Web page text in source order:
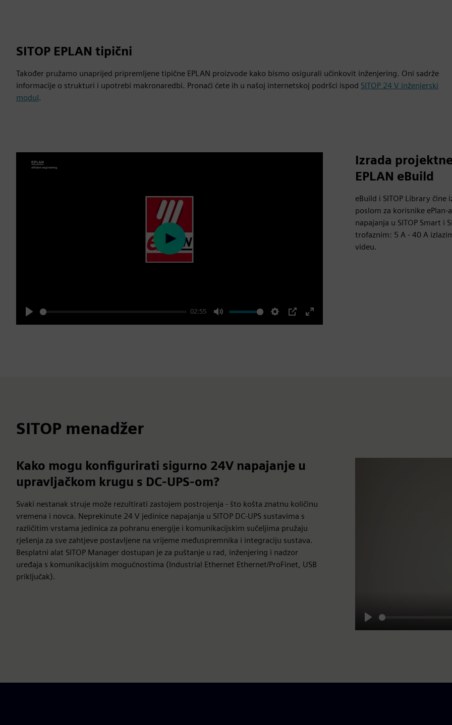
SITOP EPLAN tipični
Također pružamo unaprijed pripremljene tipične EPLAN proizvode kako bismo osigurali učinkovit inženjering. Oni sadrže
informacije o strukturi i upotrebi makronaredbi. Pronaći ćete ih u našoj internetskoj podršci ispod SITOP 24 V inženjerski
modul.
Play
02:55
Mute Settings
PIP
Enter
Play
Izrada
EPLAN eBuild
eBuild i SITOP Library
poslom za korisnike
napajanja u SITOP Smart i
trofaznim: 5 A - 40 A
videu.
SITOP menadžer
Kako mogu konfigurirati sigurno 24V napajanje u
upravljačkom krugu s DC-UPS-om?
Svaki nestanak struje može rezultirati zastojem postrojenja - što košta znatnu količinu
vremena i novca. Neprekinute 24 V jedinice napajanja u SITOP DC-UPS sustavima s
različitim vrstama jedinica za pohranu energije i komunikacijskim sučeljima pružaju
rješenja za sve zahtjeve postavljene na vrijeme međuspremnika i integraciju sustava.
Besplatni alat SITOP Manager dostupan je za puštanje u rad, inženjering i nadzor
uređaja s komunikacijskim mogućnostima (Industrial Ethernet Ethernet/ProFinet, USB
priključak).
Play